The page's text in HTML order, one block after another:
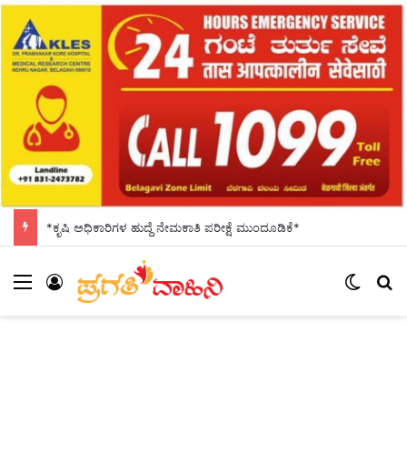
*ಕೃಷಿ ಅಧಿಕಾರಿಗಳ ಹುದ್ದೆ ನೇಮಕಾತಿ ಪರೀಕ್ಷೆ ಮುಂದೂಡಿಕೆ*
Menu Log In